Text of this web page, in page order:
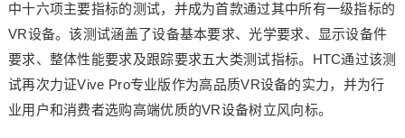
中十六项主要指标的测试，并成为首款通过其中所有一级指标的
VR设备。该测试涵盖了设备基本要求、光学要求、显示设备件
要求、整体性能要求及跟踪要求五大类测试指标。HTC通过该测
试再次力证Vive Pro专业版作为高品质VR设备的实力，并为行
业用户和消费者选购高端优质的VR设备树立风向标。